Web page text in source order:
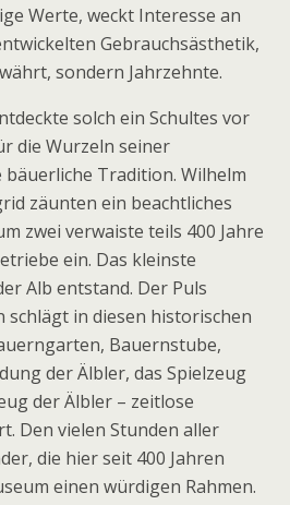
Werte, weckt Interesse an
Gebrauchsästhetik,
sondern Jahrzehnte.
solch ein Schultes vor
die Wurzeln seiner
Tradition. Wilhelm
zäunten ein beachtliches
zwei verwaiste teils 400 Jahre
ein. Das kleinste
Alb entstand. Der Puls
schlägt in diesen historischen
Bauernstube,
der Älbler, das Spielzeug
der Älbler – zeitlose
Den vielen Stunden aller
die hier seit 400 Jahren
einen würdigen Rahmen.